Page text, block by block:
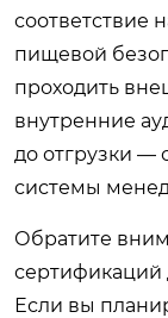
соответствие
пищевой
проходить
внутренние
до отгрузки —
системы
Обратите
сертификаций
Если вы